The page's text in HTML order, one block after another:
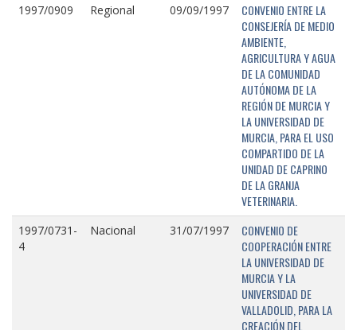
1997/0909 Regional 09/09/1997
CONVENIO ENTRE LA
CONSEJERÍA DE MEDIO
AMBIENTE,
AGRICULTURA Y AGUA
DE LA COMUNIDAD
AUTÓNOMA DE LA
REGIÓN DE MURCIA Y
LA UNIVERSIDAD DE
MURCIA, PARA EL USO
COMPARTIDO DE LA
UNIDAD DE CAPRINO
DE LA GRANJA
VETERINARIA.
1997/0731-
4
Nacional 31/07/1997
CONVENIO DE
COOPERACIÓN ENTRE
LA UNIVERSIDAD DE
MURCIA Y LA
UNIVERSIDAD DE
VALLADOLID, PARA LA
CREACIÓN DEL